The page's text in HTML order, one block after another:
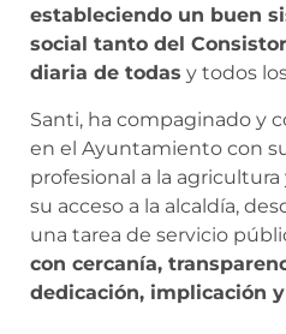
estableciendo un buen
social tanto del
diaria de todas y todos
Santi, ha compaginado y
en el Ayuntamiento con
profesional a la
su acceso a la alcaldía,
una tarea de servicio
con cercanía,
dedicación, implicación